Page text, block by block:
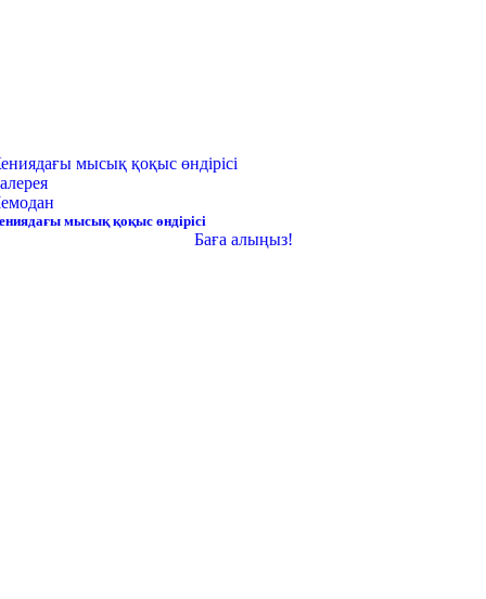
мысық қоқыс өндірісі
мысық қоқыс өндірісі
Баға алыңыз!